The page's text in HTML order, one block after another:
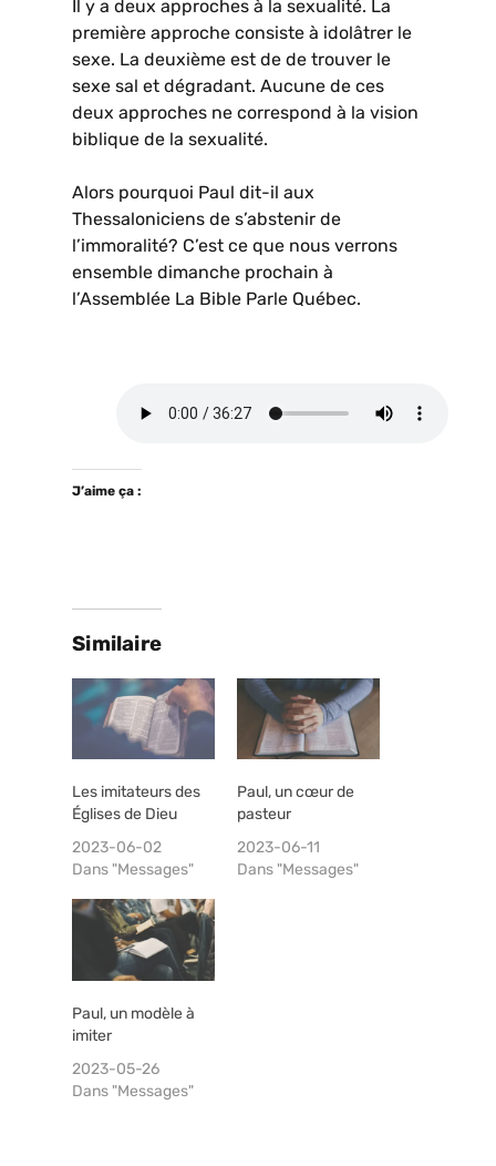
Il y a deux approches à la sexualité. La
première approche consiste à idolâtrer le
sexe. La deuxième est de de trouver le
sexe sal et dégradant. Aucune de ces
deux approches ne correspond à la vision
biblique de la sexualité.
Alors pourquoi Paul dit-il aux
Thessaloniciens de s’abstenir de
l’immoralité? C’est ce que nous verrons
ensemble dimanche prochain à
l’Assemblée La Bible Parle Québec.
J’aime ça :
Similaire
Les imitateurs des
Églises de Dieu
2023-06-02
Dans "Messages"
Paul, un cœur de
pasteur
2023-06-11
Dans "Messages"
Paul, un modèle à
imiter
2023-05-26
Dans "Messages"